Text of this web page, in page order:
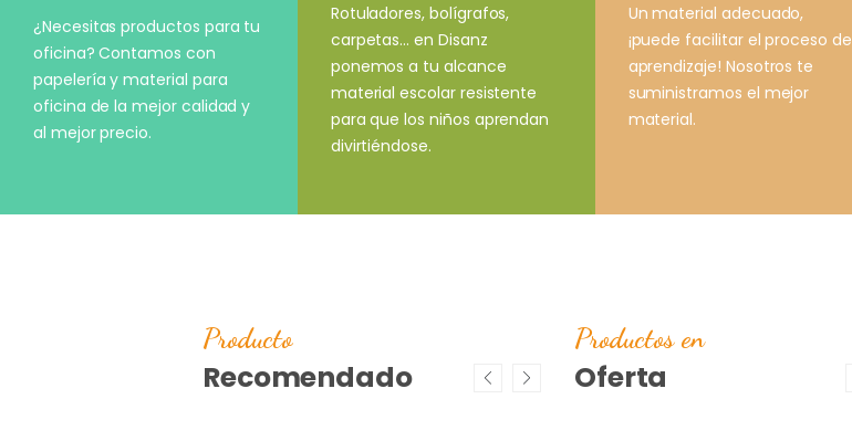
¿Necesitas productos para tu
oficina? Contamos con
papelería y material para
oficina de la mejor calidad y
al mejor precio.
Rotuladores, bolígrafos,
carpetas... en Disanz
ponemos a tu alcance
material escolar resistente
para que los niños aprendan
divirtiéndose.
Un material adecuado,
¡puede facilitar el proceso de
aprendizaje! Nosotros te
suministramos el mejor
material.
Producto
Recomendado
Productos en
Oferta